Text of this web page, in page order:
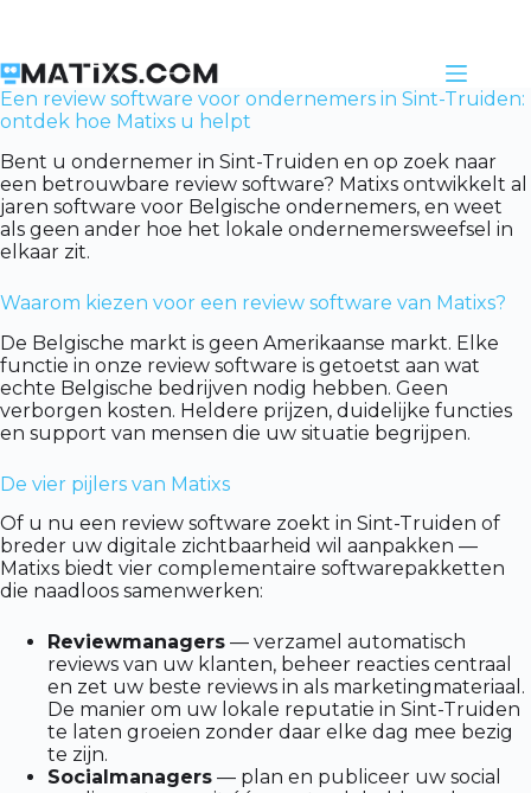
Een review software voor ondernemers in Sint-Truiden:
ontdek hoe Matixs u helpt
Bent u ondernemer in Sint-Truiden en op zoek naar
een betrouwbare review software? Matixs ontwikkelt al
jaren software voor Belgische ondernemers, en weet
als geen ander hoe het lokale ondernemersweefsel in
elkaar zit.
Waarom kiezen voor een review software van Matixs?
De Belgische markt is geen Amerikaanse markt. Elke
functie in onze review software is getoetst aan wat
echte Belgische bedrijven nodig hebben. Geen
verborgen kosten. Heldere prijzen, duidelijke functies
en support van mensen die uw situatie begrijpen.
De vier pijlers van Matixs
Of u nu een review software zoekt in Sint-Truiden of
breder uw digitale zichtbaarheid wil aanpakken —
Matixs biedt vier complementaire softwarepakketten
die naadloos samenwerken:
Reviewmanagers — verzamel automatisch
reviews van uw klanten, beheer reacties centraal
en zet uw beste reviews in als marketingmateriaal.
De manier om uw lokale reputatie in Sint-Truiden
te laten groeien zonder daar elke dag mee bezig
te zijn.
Socialmanagers — plan en publiceer uw social